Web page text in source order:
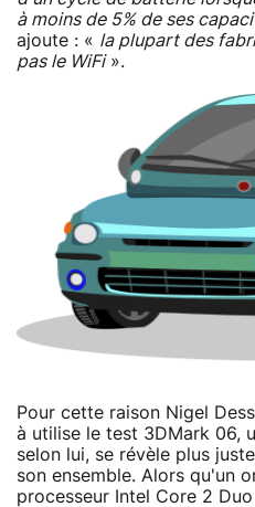
à moins de 5% de ses
ajoute : « la plupart des
pas le WiFi».
Pour cette raison Nigel
à utilise le test 3DMark 06,
selon lui, se révèle plus
son ensemble. Alors qu'un
processeur Intel Core 2